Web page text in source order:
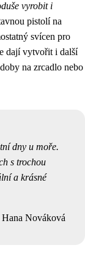
vyrobit i
pistolí na
svícen pro
dají vytvořit i další
na zrcadlo nebo
dny u moře.
s trochou
a krásné
Hana Nováková